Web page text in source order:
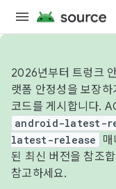
2026년부터 트렁크
랫폼 안정성을 보장
코드를 게시합니다.
android-latest-
latest-release
된 최신 버전을 참조
참고하세요.